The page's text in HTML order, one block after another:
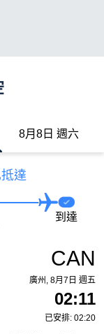
8月8日 週六
達
到達
CAN
廣州, 8月7日 週五
02:11
已安排: 02:20